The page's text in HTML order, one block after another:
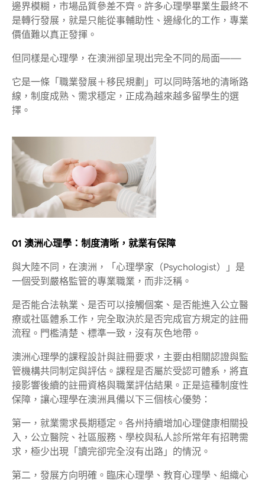
邊界模糊，市場品質參差不齊。許多心理學畢業生最終不
是轉行發展，就是只能從事輔助性、邊緣化的工作，專業
價值難以真正發揮。
但同樣是心理學，在澳洲卻呈現出完全不同的局面——
它是一條「職業發展＋移民規劃」可以同時落地的清晰路
線，制度成熟、需求穩定，正成為越來越多留學生的選
擇。
01 澳洲心理學：制度清晰，就業有保障
與大陸不同，在澳洲，「心理學家（Psychologist）」是
一個受到嚴格監管的專業職業，而非泛稱。
是否能合法執業、是否可以接觸個案、是否能進入公立醫
療或社區體系工作，完全取決於是否完成官方規定的註冊
流程。門檻清楚、標準一致，沒有灰色地帶。
澳洲心理學的課程設計與註冊要求，主要由相關認證與監
管機構共同制定與評估。課程是否屬於受認可體系，將直
接影響後續的註冊資格與職業評估結果。正是這種制度性
保障，讓心理學在澳洲具備以下三個核心優勢：
第一，就業需求長期穩定。各州持續增加心理健康相關投
入，公立醫院、社區服務、學校與私人診所常年有招聘需
求，極少出現「讀完卻完全沒有出路」的情況。
第二，發展方向明確。臨床心理學、教育心理學、組織心